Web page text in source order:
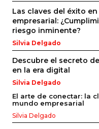
Las claves del éxito
empresarial:
riesgo inminente?
Silvia Delgado
Descubre el secreto
en la era digital
Silvia Delgado
El arte de conectar: la
mundo empresarial
Silvia Delgado